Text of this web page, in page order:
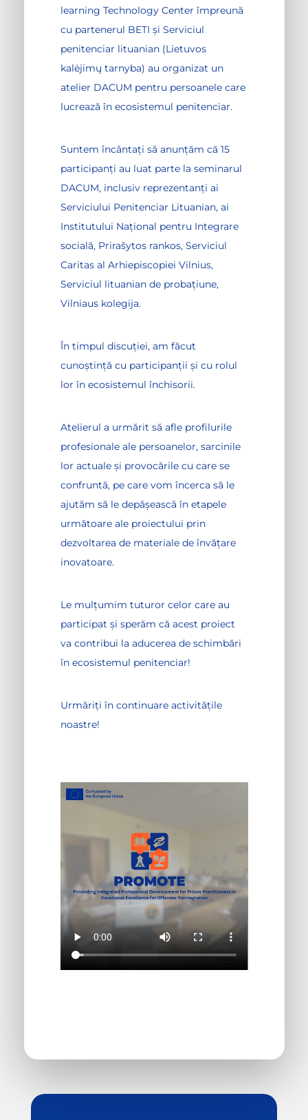
learning Technology Center împreună
cu partenerul BETI și Serviciul
penitenciar lituanian (Lietuvos
kalėjimų tarnyba) au organizat un
atelier DACUM pentru persoanele care
lucrează în ecosistemul penitenciar.
Suntem încântați să anunțăm că 15
participanți au luat parte la seminarul
DACUM, inclusiv reprezentanți ai
Serviciului Penitenciar Lituanian, ai
Institutului Național pentru Integrare
socială, Prirašytos rankos, Serviciul
Caritas al Arhiepiscopiei Vilnius,
Serviciul lituanian de probațiune,
Vilniaus kolegija.
În timpul discuției, am făcut
cunoștință cu participanții și cu rolul
lor în ecosistemul închisorii.
Atelierul a urmărit să afle profilurile
profesionale ale persoanelor, sarcinile
lor actuale și provocările cu care se
confruntă, pe care vom încerca să le
ajutăm să le depășească în etapele
următoare ale proiectului prin
dezvoltarea de materiale de învățare
inovatoare.
Le mulțumim tuturor celor care au
participat și sperăm că acest proiect
va contribui la aducerea de schimbări
în ecosistemul penitenciar!
Urmăriți în continuare activitățile
noastre!